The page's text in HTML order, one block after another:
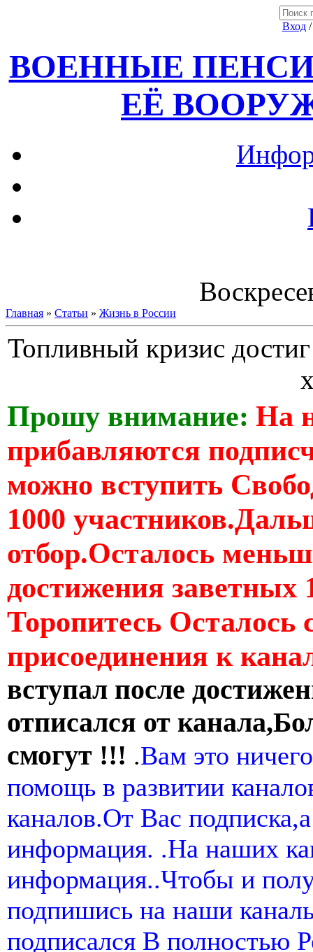
Вход
ВОЕННЫЕ
ЕЁ
Главная » Статьи » Жизнь в России
Топливный кризис
Прошу внимание: На
прибавляются
можно вступить
1000
отбор.Осталось
достижения заветных
Торопитесь Осталось
присоединения к
вступал после
отписался от
смогут !!! .Вам это
помощь в развитии
каналов.От Вас
информация. .На наших
информация..Чтобы и
подпишись на наши
подписался В полностью